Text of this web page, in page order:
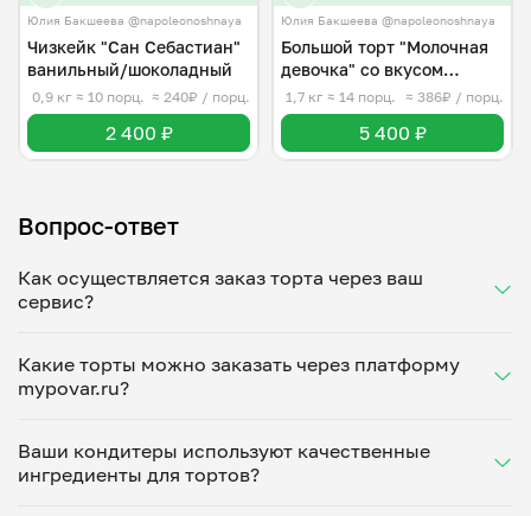
Юлия Бакшеева @napoleonoshnaya
Чизкейк "Сан Себастиан"
ванильный/шоколадный
0,9 кг ≈ 10 порц. ≈ 240₽ / порц.
2 400 ₽
Юлия Бакшеева @napoleonoshnaya
Большой торт "Молочная
девочка" со вкусом
пломбира
1,7 кг ≈ 14 порц. ≈ 386₽ / порц.
5 400 ₽
Вопрос-ответ
Как осуществляется заказ торта через ваш
сервис?
введя слово “торт” в поисковой строке на
платформе mypovar.ru Для этого выберите
получателя. Вам придет уведомление о том, что
повар принял заказ. Для отслеживания процесса
приготовления используйте Личный кабинет.
Какие торты можно заказать через платформу
mypovar.ru?
ассортименте — от фруктовых, ягодных,
традиционных шоколадных и бисквитных с кремом
Ваши кондитеры используют качественные
ингредиенты для тортов?